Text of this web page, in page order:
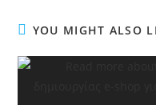
YOU MIGHT ALSO